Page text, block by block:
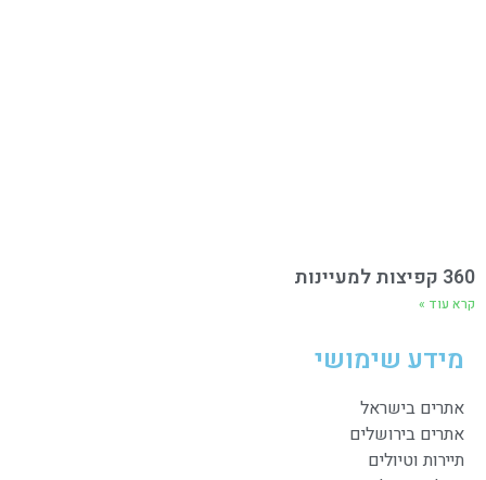
360 קפיצות למעיינות
קרא עוד »
מידע שימושי
אתרים בישראל
אתרים בירושלים
תיירות וטיולים